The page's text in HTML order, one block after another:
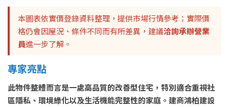
本圖表依實價登錄資料整理，提供市場行情參考；實際價
格仍會因屋況、條件不同而有所差異，建議洽詢承辦營業
員進一步了解。
專家亮點
此物件整體而言是一處高品質的改善型住宅，特別適合重視社
區隱私、環境綠化以及生活機能完整性的家庭。建商鴻柏建設